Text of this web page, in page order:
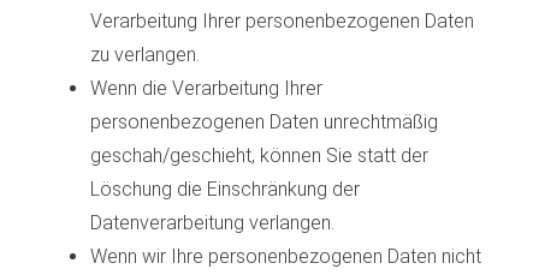
Verarbeitung Ihrer personenbezogenen Daten
zu verlangen.
Wenn die Verarbeitung Ihrer
personenbezogenen Daten unrechtmäßig
geschah/geschieht, können Sie statt der
Löschung die Einschränkung der
Datenverarbeitung verlangen.
Wenn wir Ihre personenbezogenen Daten nicht